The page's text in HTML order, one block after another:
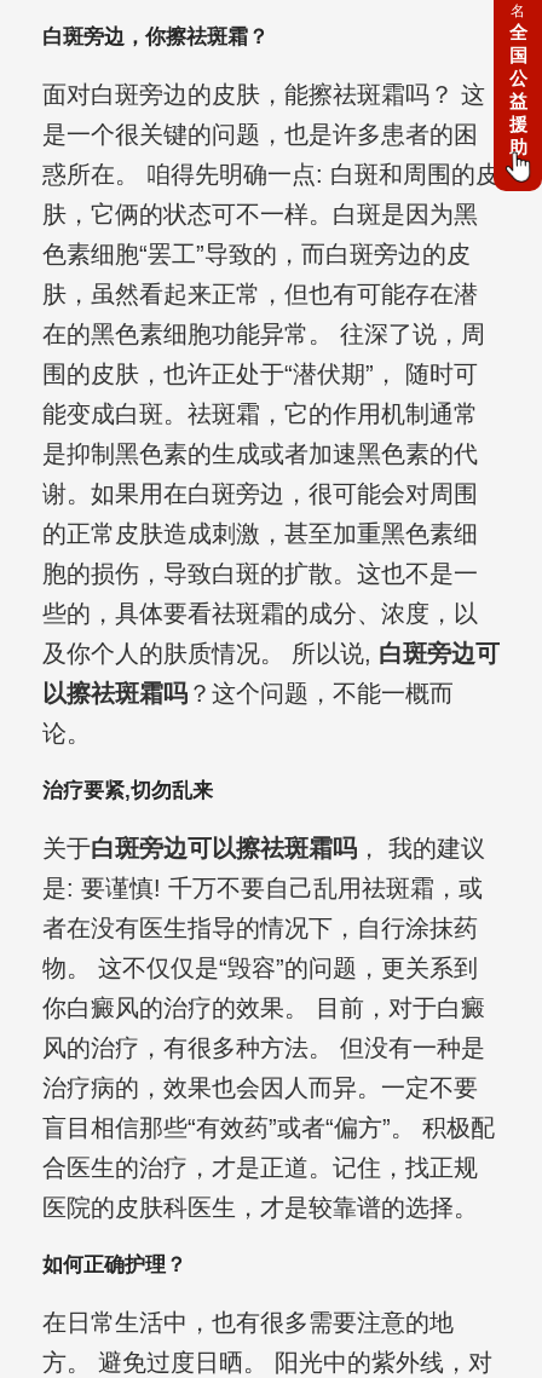
白斑旁边，你擦祛斑霜？
面对白斑旁边的皮肤，能擦祛斑霜吗？ 这
是一个很关键的问题，也是许多患者的困
惑所在。 咱得先明确一点: 白斑和周围的皮
肤，它俩的状态可不一样。白斑是因为黑
色素细胞“罢工”导致的，而白斑旁边的皮
肤，虽然看起来正常，但也有可能存在潜
在的黑色素细胞功能异常。 往深了说，周
围的皮肤，也许正处于“潜伏期”， 随时可
能变成白斑。祛斑霜，它的作用机制通常
是抑制黑色素的生成或者加速黑色素的代
谢。如果用在白斑旁边，很可能会对周围
的正常皮肤造成刺激，甚至加重黑色素细
胞的损伤，导致白斑的扩散。这也不是一
些的，具体要看祛斑霜的成分、浓度，以
及你个人的肤质情况。 所以说, 白斑旁边可
以擦祛斑霜吗？这个问题，不能一概而
论。
治疗要紧,切勿乱来
关于白斑旁边可以擦祛斑霜吗， 我的建议
是: 要谨慎! 千万不要自己乱用祛斑霜，或
者在没有医生指导的情况下，自行涂抹药
物。 这不仅仅是“毁容”的问题，更关系到
你白癜风的治疗的效果。 目前，对于白癜
风的治疗，有很多种方法。 但没有一种是
治疗病的，效果也会因人而异。一定不要
盲目相信那些“有效药”或者“偏方”。 积极配
合医生的治疗，才是正道。记住，找正规
医院的皮肤科医生，才是较靠谱的选择。
如何正确护理？
在日常生活中，也有很多需要注意的地
方。 避免过度日晒。 阳光中的紫外线，对
名
全
国
公
益
援
助